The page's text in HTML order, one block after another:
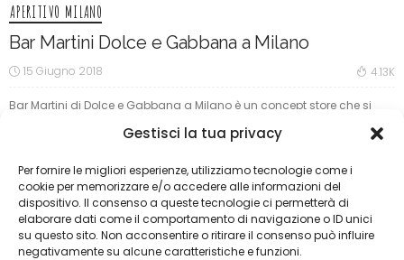
Gestisci la tua privacy
Per fornire le migliori esperienze, utilizziamo tecnologie come i
cookie per memorizzare e/o accedere alle informazioni del
dispositivo. Il consenso a queste tecnologie ci permetterà di
elaborare dati come il comportamento di navigazione o ID unici
su questo sito. Non acconsentire o ritirare il consenso può influire
negativamente su alcune caratteristiche e funzioni.
APERITIVO MILANO
Bar Martini Dolce e Gabbana a Milano
15 Giugno 2018 4.13K
Bar Martini di Dolce e Gabbana a Milano è un concept store che si
pomeriggio di shopping, magari proprio nella Boutique in corso
8.3